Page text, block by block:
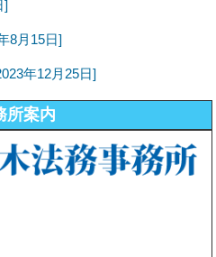
]
8月15日]
年12月25日]
所案内